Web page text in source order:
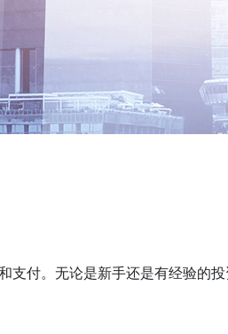
付。无论是新手还是有经验的